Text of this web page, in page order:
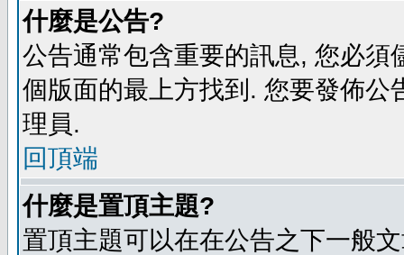
什麼是公告?
公告通常包含重要的訊息, 您必
個版面的最上方找到. 您要發佈
理員.
回頂端
什麼是置頂主題?
置頂主題可以在在公告之下一般